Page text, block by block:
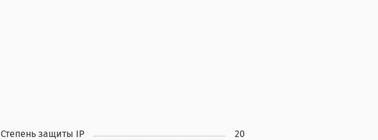
Степень защиты IP 20